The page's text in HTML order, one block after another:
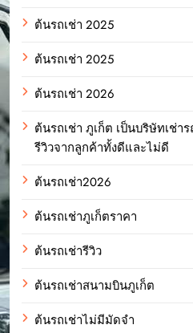
ต้นรถเช่า 2025
ต้นรถเช่า 2025
ต้นรถเช่า 2026
ต้นรถเช่า ภูเก็ต เป็นบริษัทเช่
รีวิวจากลูกค้าทั้งดีและไม่ดี
ต้นรถเช่า2026
ต้นรถเช่าภูเก็ตราคา
ต้นรถเช่ารีวิว
ต้นรถเช่าสนามบินภูเก็ต
ต้นรถเช่าไม่มีมัดจำ